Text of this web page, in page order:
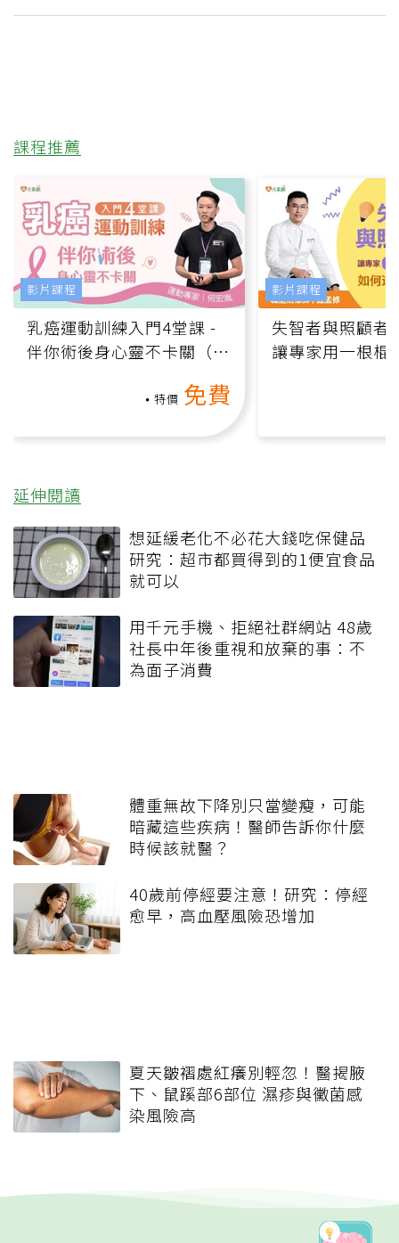
課程推薦
乳癌運動訓練入門4堂課 -
伴你術後身心靈不卡關（線
特價 免費
影片課程
失智者與照顧者
讓專家用一根棍
影片課程
延伸閱讀
想延緩老化不必花大錢吃保健品
研究：超市都買得到的1便宜食品
就可以
用千元手機、拒絕社群網站 48歲
社長中年後重視和放棄的事：不
為面子消費
體重無故下降別只當變瘦，可能
暗藏這些疾病！醫師告訴你什麼
時候該就醫？
40歲前停經要注意！研究：停經
愈早，高血壓風險恐增加
夏天皺褶處紅癢別輕忽！醫揭腋
下、鼠蹊部6部位 濕疹與黴菌感
染風險高